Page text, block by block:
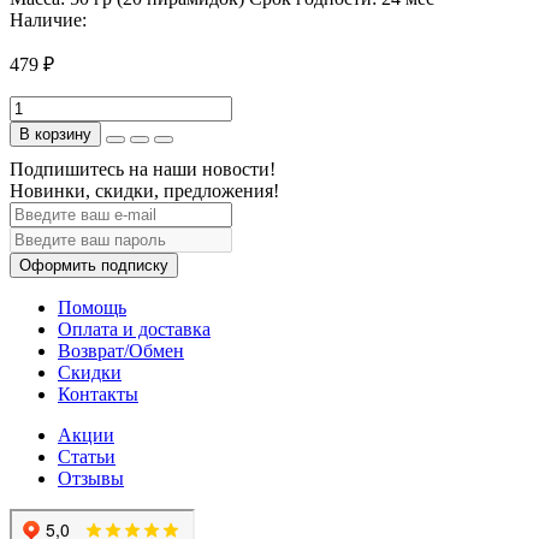
Наличие:
479 ₽
В корзину
Подпишитесь на наши новости!
Новинки, скидки, предложения!
Оформить подписку
Помощь
Оплата и доставка
Возврат/Обмен
Скидки
Контакты
Акции
Статьи
Отзывы